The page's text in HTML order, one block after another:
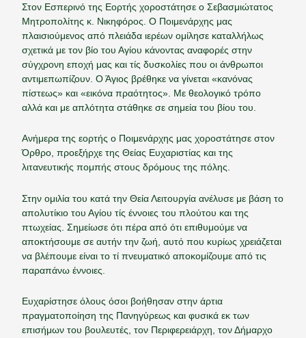
Στον Εσπερινό της Εορτής χοροστάτησε ο Σεβασμιώτατος
Μητροπολίτης κ. Νικηφόρος. Ο Ποιμενάρχης μας
πλαισιούμενος από πλειάδα ιερέων ομίλησε καταλλήλως
σχετικά με τον βίο του Αγίου κάνοντας αναφορές στην
σύγχρονη εποχή μας και τίς δυσκολίες που οι άνθρωποι
αντιμεπωπίζουν. Ο Άγιος βρέθηκε να γίνεται «κανόνας
πίστεως» και «εικόνα πραότητος». Με θεολογικό τρόπο
αλλά και με απλότητα στάθηκε σε σημεία του βίου του.
Ανήμερα της εορτής ο Ποιμενάρχης μας χοροστάτησε στον
Όρθρο, προεξήρχε της Θείας Ευχαριστίας και της
λιτανευτικής πομπής στους δρόμους της πόλης.
Στην ομιλία του κατά την Θεία Λειτουργία ανέλυσε με βάση το
απολυτίκιο του Αγίου τίς έννοιες του πλούτου και της
πτωχείας. Σημείωσε ότι πέρα από ότι επιθυμούμε να
αποκτήσουμε σε αυτήν την ζωή, αυτό που κυρίως χρειάζεται
να βλέπουμε είναι το τί πνευματικό αποκομίζουμε από τις
παραπάνω έννοιες.
Ευχαρίστησε όλους όσοι βοήθησαν στην άρτια
πραγματοποίηση της Πανηγύρεως και φυσικά εκ των
επισήμων του βουλευτές, τον Περιφερειάρχη, τον Δήμαρχο